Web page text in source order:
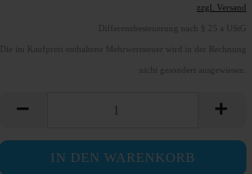
zzgl. Versand
Differenzbesteuerung nach § 25 a UStG
Die im Kaufpreis enthaltene Mehrwertsteuer wird in der Rechnung
nicht gesondert ausgewiesen.